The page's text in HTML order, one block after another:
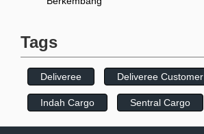
Tags
Deliveree Deliveree Customer
Indah Cargo Sentral Cargo